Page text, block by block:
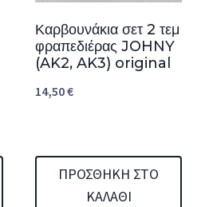
Καρβουνάκια σετ 2 τεμ
φραπεδιέρας JOHNY
(AK2, AK3) original
14,50€
ΠΡΟΣΘΉΚΗ ΣΤΟ
ΚΑΛΆΘΙ